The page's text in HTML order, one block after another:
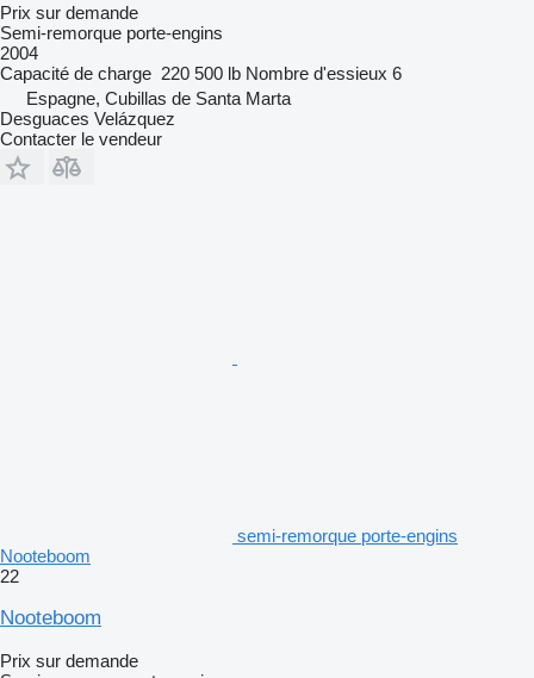
Prix sur demande
Semi-remorque porte-engins
2004
Capacité de charge 220 500 lb Nombre d'essieux 6
Espagne, Cubillas de Santa Marta
Desguaces Velázquez
Contacter le vendeur
semi-remorque porte-engins
Nooteboom
22
Nooteboom
Prix sur demande